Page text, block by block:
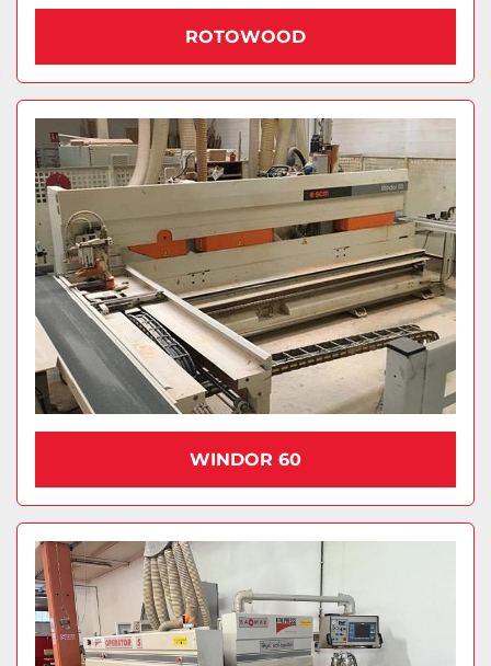
ROTOWOOD
WINDOR 60